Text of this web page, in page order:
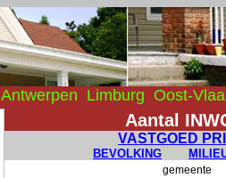
Antwerpen Limburg Oost-
Aantal
VASTGOED
BEVOLKING
gemeente